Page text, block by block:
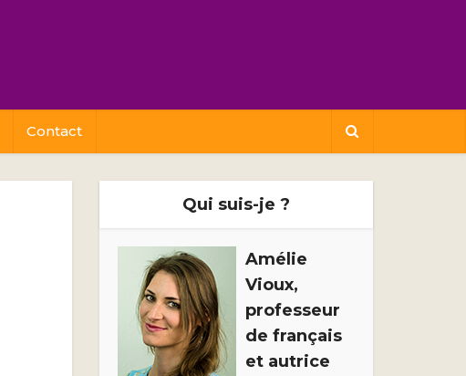
Contact
Qui suis-je ?
Amélie
Vioux,
professeur
de français
et autrice